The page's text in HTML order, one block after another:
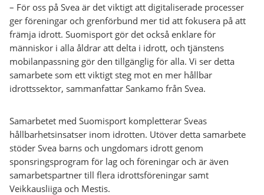
– För oss på Svea är det viktigt att digitaliserade processer
ger föreningar och grenförbund mer tid att fokusera på att
främja idrott. Suomisport gör det också enklare för
människor i alla åldrar att delta i idrott, och tjänstens
mobilanpassning gör den tillgänglig för alla. Vi ser detta
samarbete som ett viktigt steg mot en mer hållbar
idrottssektor, sammanfattar Sankamo från Svea.
Samarbetet med Suomisport kompletterar Sveas
hållbarhetsinsatser inom idrotten. Utöver detta samarbete
stöder Svea barns och ungdomars idrott genom
sponsringsprogram för lag och föreningar och är även
samarbetspartner till flera idrottsföreningar samt
Veikkausliiga och Mestis.